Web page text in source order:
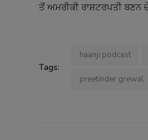
ਤੋਂ ਅਮਰੀਕੀ ਰਾਸ਼ਟਰਪਤੀ ਬਣਨ
Tags:
haanji podcast
preetinder grewal